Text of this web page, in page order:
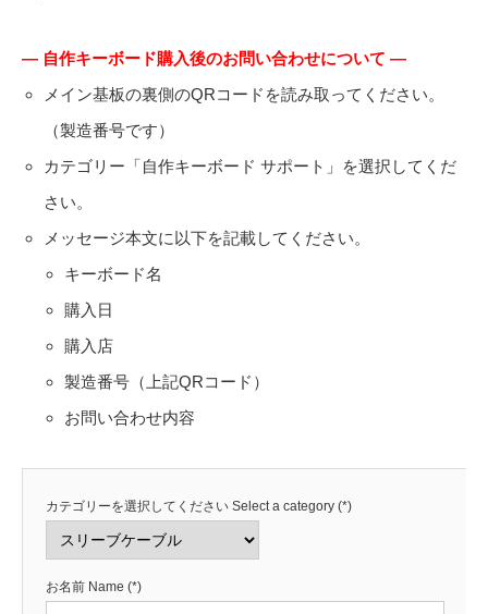
— 自作キーボード購入後のお問い合わせについて —
メイン基板の裏側のQRコードを読み取ってください。
（製造番号です）
カテゴリー「自作キーボード サポート」を選択してくだ
さい。
メッセージ本文に以下を記載してください。
キーボード名
購入日
購入店
製造番号（上記QRコード）
お問い合わせ内容
カテゴリーを選択してください Select a category (*)
お名前 Name (*)